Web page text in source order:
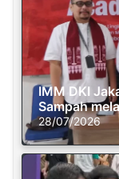
IMM DKI
Sampah
28/07/2026